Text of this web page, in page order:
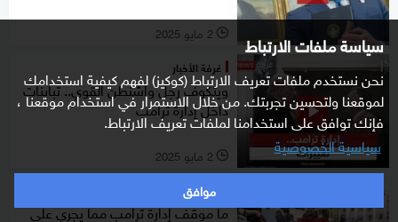
سياسة ملفات الارتباط
نحن نستخدم ملفات تعريف الارتباط (كوكيز) لفهم كيفية استخدامك
لموقعنا ولتحسين تجربتك. من خلال الاستمرار في استخدام موقعنا ،
فإنك توافق على استخدامنا لملفات تعريف الارتباط.
سياسية الخصوصية
موافق
l 2 مايو 2025
غرفة الأخبار
ويتكوف رجل واشنطن القوي.. تباينات
داخل إدارة ترامب
l 2 مايو 2025
رادار
ما موقف إدارة ترامب مما يجري على